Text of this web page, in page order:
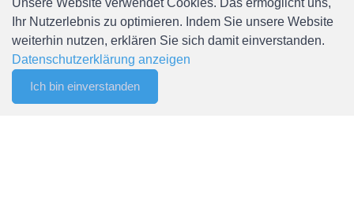
Merkliste
Newsletter abonnieren
Sitemap
Mein Konto
Unsere Website verwendet Cookies. Das ermöglicht uns,
Ihr Nutzerlebnis zu optimieren. Indem Sie unsere Website
weiterhin nutzen, erklären Sie sich damit einverstanden.
Datenschutzerklärung anzeigen
Ich bin einverstanden